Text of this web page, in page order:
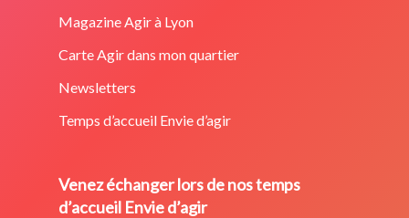
Magazine Agir à Lyon
Carte Agir dans mon quartier
Newsletters
Temps d’accueil Envie d’agir
Venez échanger lors de nos temps
d’accueil Envie d’agir